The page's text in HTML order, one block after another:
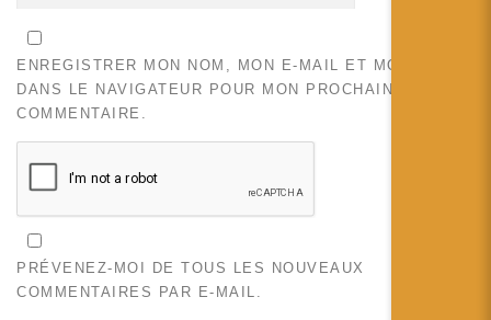
ENREGISTRER MON NOM, MON E-MAIL ET MON SITE
DANS LE NAVIGATEUR POUR MON PROCHAIN
COMMENTAIRE.
PRÉVENEZ-MOI DE TOUS LES NOUVEAUX
COMMENTAIRES PAR E-MAIL.